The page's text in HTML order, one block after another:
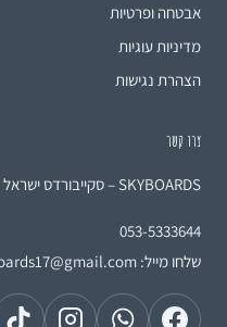
אבטחה ופרטיות
מדיניות עוגיות
הצהרת נגישות
צרו קשר
SKYBOARDS – סקייבורדס ישראל
053-5333644
שלחו מייל: